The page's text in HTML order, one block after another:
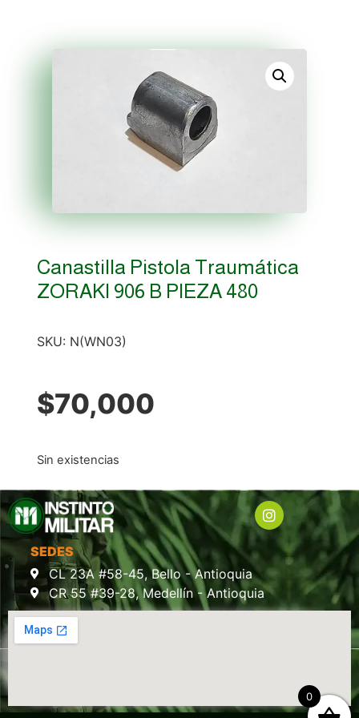
Canastilla Pistola Traumática
ZORAKI 906 B PIEZA 480
SKU: N(WN03)
$70,000
Sin existencias
SEDES
CL 23A #58-45, Bello - Antioquia
CR 55 #39-28, Medellín - Antioquia
0